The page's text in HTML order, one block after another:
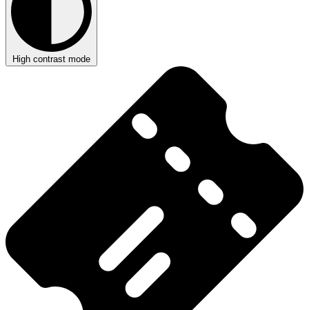
High contrast mode